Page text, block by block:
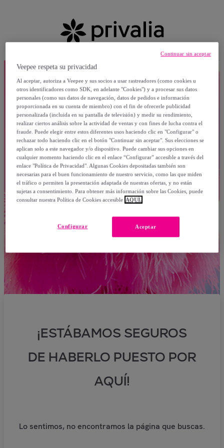
¡ESTÁBAMOS SEGUROS
DE HABERLO PUESTO POR
AQUÍ!
Lo sentimos, no encontramos la página que buscas.
Veepee respeta su privacidad
Al aceptar, autoriza a Veepee y sus socios a usar rastreadores (como cookies u
otros identificadores como SDK, en adelante "Cookies") y a procesar sus datos
personales (como sus datos de navegación, datos de pedidos e información
proporcionada en su cuenta de miembro) con el fin de ofrecerle publicidad
personalizada (incluida en su pantalla de televisión) y medir su rendimiento,
realizar ciertos análisis sobre la actividad de ventas y con fines de lucha contra el
fraude. Puede elegir entre estos diferentes usos haciendo clic en "Configurar" o
rechazar todo haciendo clic en el botón "Continuar sin aceptar". Sus elecciones se
aplican solo a este navegador y/o dispositivo. Puede cambiar sus opciones en
cualquier momento haciendo clic en el enlace “Configurar” accesible a través del
enlace "Política de Privacidad". Algunas Cookies depositadas también son
necesarias para el buen funcionamiento de nuestro servicio, como las que miden
el tráfico o permiten la presentación adaptada de nuestras ofertas, y no están
sujetas a consentimiento. Para obtener más información sobre las Cookies, puede
consultar nuestra Política de Cookies accesible AQUÍ.
Aceptar
Configurar
Continuar sin aceptar